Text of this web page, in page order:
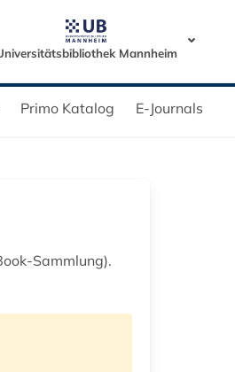
Mannheim
Primo Katalog E-Journals
Sammlung).